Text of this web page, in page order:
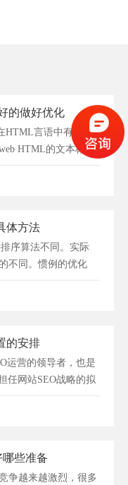
的做好优化
HTML言语中有六种
HTML的文本标题
体方法
序算法不同。实际
不同。惯例的优化
的安排
运营的领导者，也是
任网站SEO战略的拟
些准备
争越来越激烈，很多